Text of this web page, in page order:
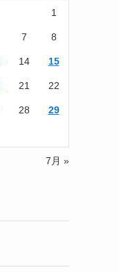
1
7 8
14 15
21 22
28 29
7月 »